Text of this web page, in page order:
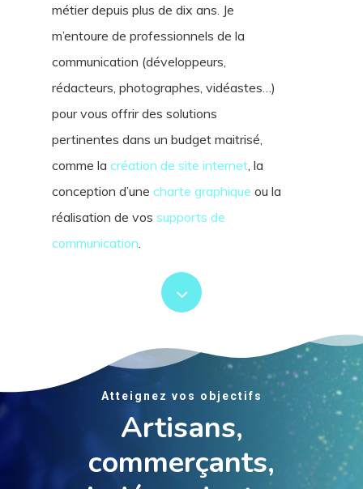
métier depuis plus de dix ans. Je
m’entoure de professionnels de la
communication (développeurs,
rédacteurs, photographes, vidéastes…)
pour vous offrir des solutions
pertinentes dans un budget maitrisé,
comme la création de site internet , la
conception d’une charte graphique ou la
réalisation de vos supports de
communication
Atteignez vos objectifs
Artisans,
commerçants,